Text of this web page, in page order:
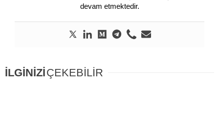
devam etmektedir.
İLGİNİZİÇEKEBİLİR